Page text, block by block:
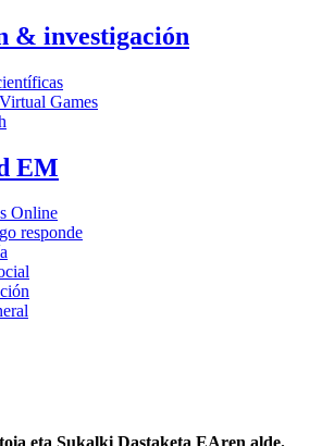
& investigación
Games
EM
Online
responde